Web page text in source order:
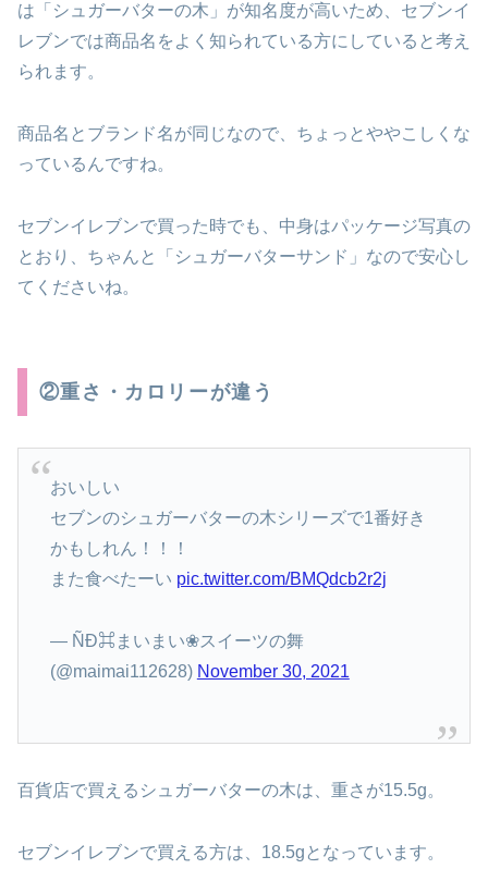
は「シュガーバターの木」が知名度が高いため、セブンイ
レブンでは商品名をよく知られている方にしていると考え
られます。
商品名とブランド名が同じなので、ちょっとややこしくな
っているんですね。
セブンイレブンで買った時でも、中身はパッケージ写真の
とおり、ちゃんと「シュガーバターサンド」なので安心し
てくださいね。
②重さ・カロリーが違う
おいしい
セブンのシュガーバターの木シリーズで1番好き
かもしれん！！！
また食べたーい pic.twitter.com/BMQdcb2r2j
— ÑÐ⌘まいまい❀スイーツの舞
(@maimai112628) November 30, 2021
百貨店で買えるシュガーバターの木は、重さが15.5g。
セブンイレブンで買える方は、18.5gとなっています。